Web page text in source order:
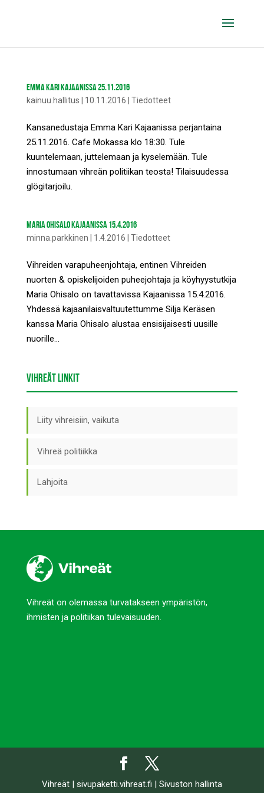
EMMA KARI KAJAANISSA 25.11.2016
kainuu.hallitus 10.11.2016 Tiedotteet
Kansanedustaja Emma Kari Kajaanissa perjantaina
25.11.2016. Cafe Mokassa klo 18:30. Tule
kuuntelemaan, juttelemaan ja kyselemään. Tule
innostumaan vihreän politiikan teosta! Tilaisuudessa
glögitarjoilu.
MARIA OHISALO KAJAANISSA 15.4.2016
minna.parkkinen 1.4.2016 Tiedotteet
Vihreiden varapuheenjohtaja, entinen Vihreiden
nuorten & opiskelijoiden puheejohtaja ja köyhyystutkija
Maria Ohisalo on tavattavissa Kajaanissa 15.4.2016.
Yhdessä kajaanilaisvaltuutettumme Silja Keräsen
kanssa Maria Ohisalo alustaa ensisijaisesti uusille
nuorille...
VIHREÄT LINKIT
Liity vihreisiin, vaikuta
Vihreä politiikka
Lahjoita
Vihreät on olemassa turvatakseen ympäristön,
ihmisten ja politiikan tulevaisuuden.
Vihreät| sivupaketti.vihreat.fi | Sivuston hallinta